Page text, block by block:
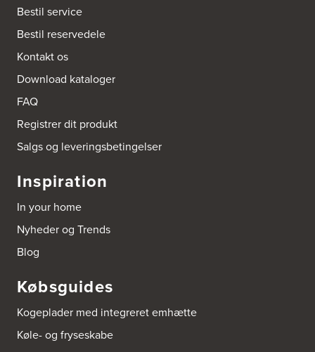
2770 Kastrup
http://www.amagerkoekken.dk/
Gutenbergvej 1
9510 Arden
Tel.:
http://www.el-salg.dk
Arnum El-service ApS
Vestergade 30
6510 Gram
http://www.el-salg.dk
Norgesvej 24C
Tel.:73702533
http://www.aubo.dk
Aubo Køkken & Bad Helsingør
Bestil service
Bestil reservedele
Kontakt os
Download kataloger
FAQ
Registrer dit produkt
Salgs og leveringsbetingelser
Inspiration
In your home
Nyheder og Trends
Blog
Købsguides
Kogeplader med integreret emhætte
Køle- og fryseskabe